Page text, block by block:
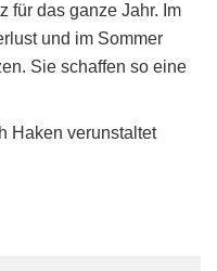
für das ganze Jahr. Im
und im Sommer
Sie schaffen so eine
Haken verunstaltet